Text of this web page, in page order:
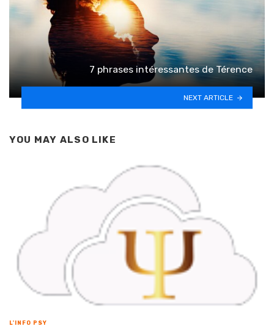
7 phrases intéressantes de Térence
NEXT ARTICLE
YOU MAY ALSO LIKE
L'INFO PSY